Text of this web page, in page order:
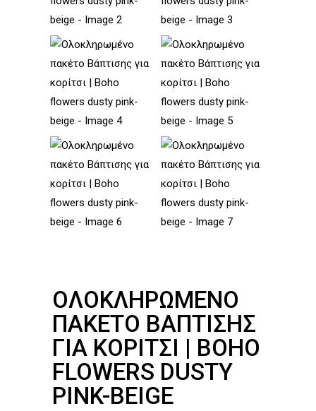
ΟΛΟΚΛΗΡΩΜΈΝΟ
ΠΑΚΈΤΟ ΒΆΠΤΙΣΗΣ
ΓΙΑ ΚΟΡΊΤΣΙ | BOHO
FLOWERS DUSTY
PINK-BEIGE